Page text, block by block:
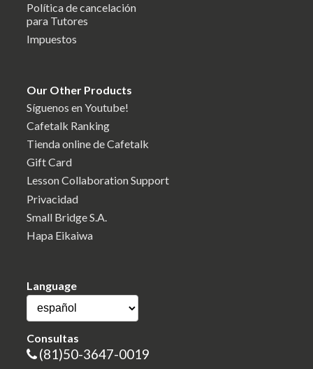
Política de cancelación
para Tutores
Impuestos
Our Other Products
Síguenos en Youtube!
Cafetalk Ranking
Tienda online de Cafetalk
Gift Card
Lesson Collaboration Support
Privacidad
Small Bridge S.A.
Hapa Eikaiwa
Language
Consultas
(81)50-3647-0019